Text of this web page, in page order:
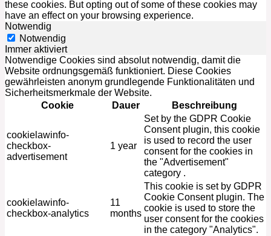
these cookies. But opting out of some of these cookies may
have an effect on your browsing experience.
Notwendig
Notwendig
Immer aktiviert
Notwendige Cookies sind absolut notwendig, damit die
Website ordnungsgemäß funktioniert. Diese Cookies
gewährleisten anonym grundlegende Funktionalitäten und
Sicherheitsmerkmale der Website.
Cookie
Dauer Beschreibung
cookielawinfo-
checkbox-
advertisement
1 year
Set by the GDPR Cookie
Consent plugin, this cookie
is used to record the user
consent for the cookies in
the "Advertisement"
category .
cookielawinfo-
checkbox-analytics
11
months
This cookie is set by GDPR
Cookie Consent plugin. The
cookie is used to store the
user consent for the cookies
in the category "Analytics".